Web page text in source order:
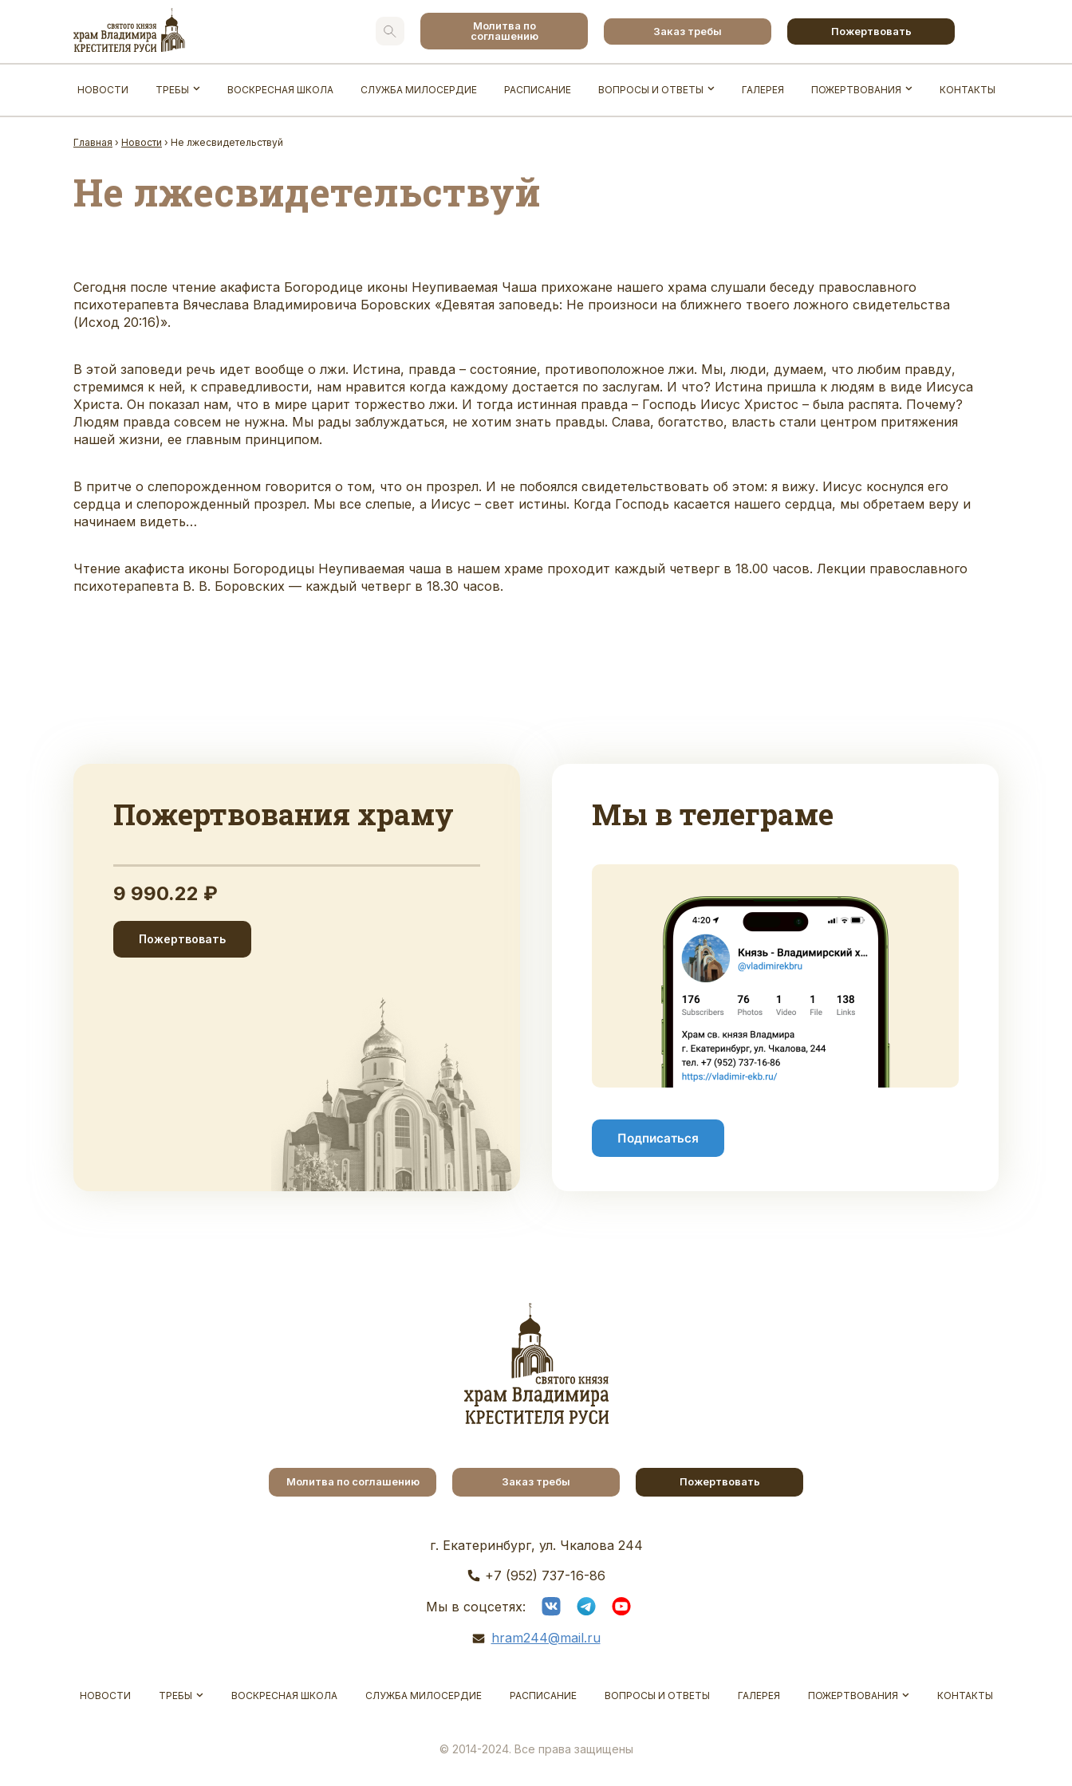
Молитва по
соглашению
Заказ требы Пожертвовать
НОВОСТИ ТРЕБЫ ВОСКРЕСНАЯ ШКОЛА СЛУЖБА МИЛОСЕРДИЕ РАСПИСАНИЕ ВОПРОСЫ И ОТВЕТЫ ГАЛЕРЕЯ ПОЖЕРТВОВАНИЯ КОНТАКТЫ
Главная › Новости › Не лжесвидетельствуй
Не лжесвидетельствуй
Сегодня после чтение акафиста Богородице иконы Неупиваемая Чаша прихожане нашего храма слушали беседу православного
психотерапевта Вячеслава Владимировича Боровских «Девятая заповедь: Не произноси на ближнего твоего ложного свидетельства
(Исход 20:16)».
В этой заповеди речь идет вообще о лжи. Истина, правда – состояние, противоположное лжи. Мы, люди, думаем, что любим правду,
стремимся к ней, к справедливости, нам нравится когда каждому достается по заслугам. И что? Истина пришла к людям в виде Иисуса
Христа. Он показал нам, что в мире царит торжество лжи. И тогда истинная правда – Господь Иисус Христос – была распята. Почему?
Людям правда совсем не нужна. Мы рады заблуждаться, не хотим знать правды. Слава, богатство, власть стали центром притяжения
нашей жизни, ее главным принципом.
В притче о слепорожденном говорится о том, что он прозрел. И не побоялся свидетельствовать об этом: я вижу. Иисус коснулся его
сердца и слепорожденный прозрел. Мы все слепые, а Иисус – свет истины. Когда Господь касается нашего сердца, мы обретаем веру и
начинаем видеть…
Чтение акафиста иконы Богородицы Неупиваемая чаша в нашем храме проходит каждый четверг в 18.00 часов. Лекции православного
психотерапевта В. В. Боровских — каждый четверг в 18.30 часов.
Пожертвования храму
9 990.22 ₽
Пожертвовать
Мы в телеграме
Подписаться
Молитва по соглашению Заказ требы Пожертвовать
г. Екатеринбург, ул. Чкалова 244
+7 (952) 737-16-86
Мы в соцсетях:
hram244@mail.ru
НОВОСТИ ТРЕБЫ ВОСКРЕСНАЯ ШКОЛА СЛУЖБА МИЛОСЕРДИЕ РАСПИСАНИЕ ВОПРОСЫ И ОТВЕТЫ ГАЛЕРЕЯ ПОЖЕРТВОВАНИЯ КОНТАКТЫ
© 2014-2024. Все права защищены